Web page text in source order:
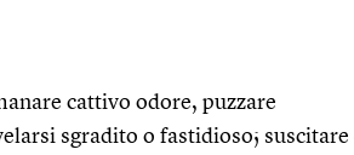
cattivo odore, puzzare
sgradito o fastidioso; suscitare